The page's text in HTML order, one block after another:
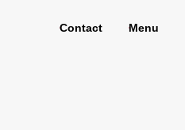
Contact Menu